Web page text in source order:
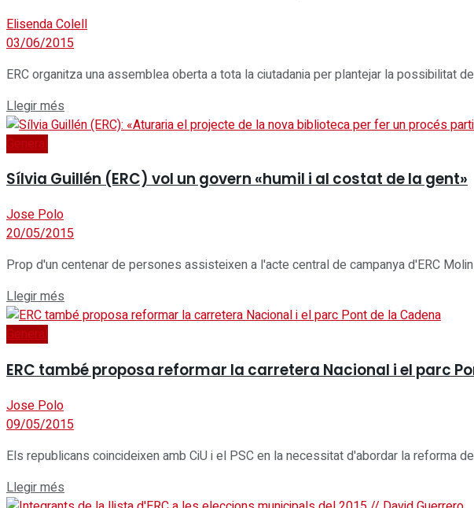
Elisenda Colell
03/06/2015
ERC organitza una assemblea oberta a tota la ciutadania per plantejar la possibilitat de
Llegir més
General
Sílvia Guillén (ERC) vol un govern «humil i al costat de la gent»
Jose Polo
20/05/2015
Prop d'un centenar de persones assisteixen a l'acte central de campanya d'ERC
Llegir més
General
ERC també proposa reformar la carretera Nacional i el parc
Jose Polo
09/05/2015
Els republicans coincideixen amb CiU i el PSC en la necessitat d'abordar la reforma
Llegir més